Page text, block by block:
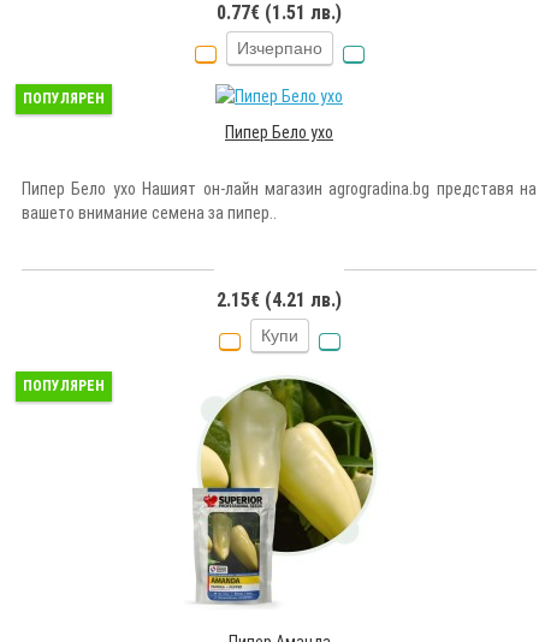
0.77€ (1.51 лв.)
Изчерпано
ПОПУЛЯРЕН
Пипер Бело ухо
Пипер Бело ухо Нашият он-лайн магазин agrogradina.bg представя на
вашето внимание семена за пипер..
2.15€ (4.21 лв.)
Купи
ПОПУЛЯРЕН